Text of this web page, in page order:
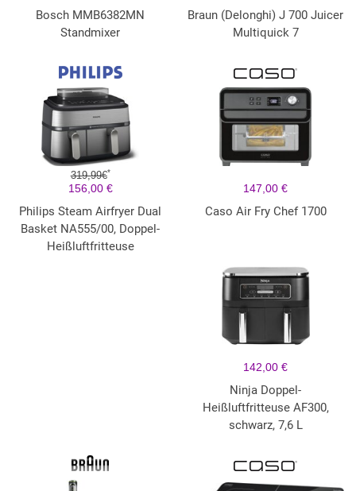
Bosch MMB6382MN
Standmixer
Braun (Delonghi) J 700 Juicer
Multiquick 7
319,99€*
156,00 €
Philips Steam Airfryer Dual
Basket NA555/00, Doppel-
Heißluftfritteuse
147,00 €
Caso Air Fry Chef 1700
142,00 €
Ninja Doppel-
Heißluftfritteuse AF300,
schwarz, 7,6 L